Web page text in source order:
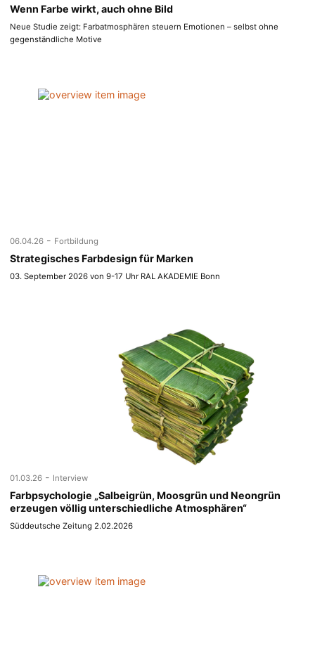
Wenn Farbe wirkt, auch ohne Bild
Neue Studie zeigt: Farbatmosphären steuern Emotionen – selbst ohne
gegenständliche Motive
06.04.26 - Fortbildung
Strategisches Farbdesign für Marken
03. September 2026 von 9-17 Uhr RAL AKADEMIE Bonn
01.03.26 - Interview
Farbpsychologie „Salbeigrün, Moosgrün und Neongrün
erzeugen völlig unterschiedliche Atmosphären“
Süddeutsche Zeitung 2.02.2026